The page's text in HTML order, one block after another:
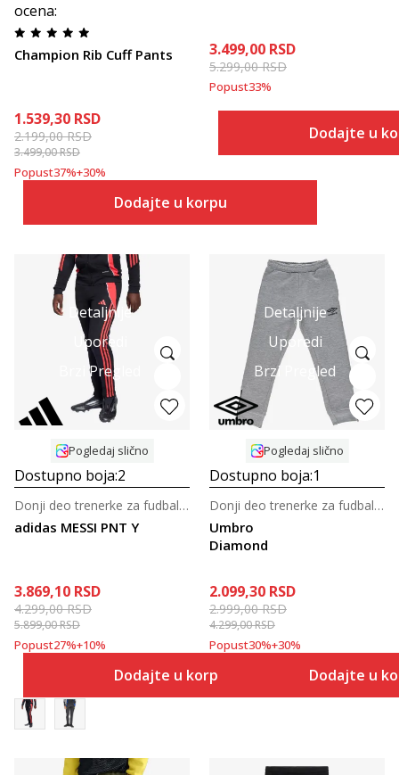
ocena:
Champion Rib Cuff Pants
1.539,30 RSD
2.199,00RSD
3.499,00RSD
Popust37%+30%
Dodajte u korpu
3.499,00 RSD
5.299,00RSD
Popust33%
Dodajte u
Detaljnije
Uporedi
Brzi Pregled
Pogledaj slično
Dostupno boja:2
adidas MESSI PNT Y
Donji deo trenerke za fudbal za tinejdžere
3.869,10 RSD
4.299,00RSD
5.899,00RSD
Popust27%+10%
Dodajte u korpu
Detaljnije
Uporedi
Brzi Pregled
Pogledaj slično
Dostupno boja:1
Umbro
Diamond
Donji deo trenerke za fudbal za tinejdžere
2.099,30 RSD
2.999,00RSD
4.299,00RSD
Popust30%+30%
Dodajte u